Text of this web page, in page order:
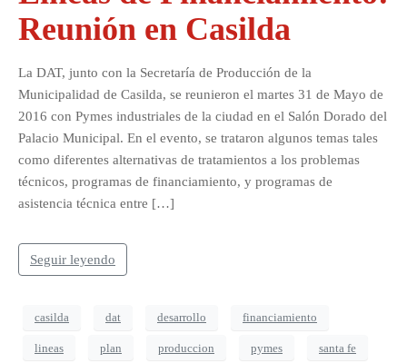
Reunión en Casilda
La DAT, junto con la Secretaría de Producción de la
Municipalidad de Casilda, se reunieron el martes 31 de Mayo de
2016 con Pymes industriales de la ciudad en el Salón Dorado del
Palacio Municipal. En el evento, se trataron algunos temas tales
como diferentes alternativas de tratamientos a los problemas
técnicos, programas de financiamiento, y programas de
asistencia técnica entre […]
Seguir leyendo
casilda dat desarrollo financiamiento
lineas plan produccion pymes santa fe